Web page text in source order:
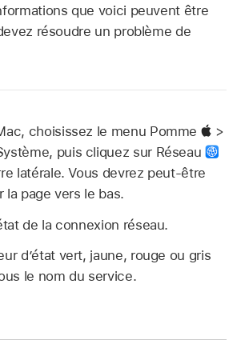
que voici peuvent être
résoudre un problème de
choisissez le menu Pomme
>
puis cliquez sur Réseau
latérale. Vous devrez peut-être
la page vers le bas.
de la connexion réseau.
d’état vert, jaune, rouge ou gris
le nom du service.